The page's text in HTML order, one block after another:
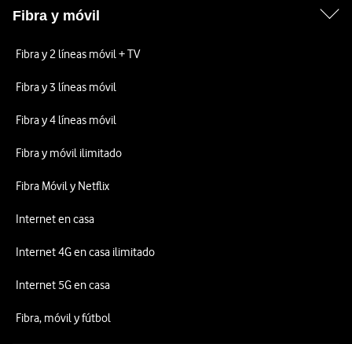
Fibra y móvil
Fibra y 2 líneas móvil + TV
Fibra y 3 líneas móvil
Fibra y 4 líneas móvil
Fibra y móvil ilimitado
Fibra Móvil y Netflix
Internet en casa
Internet 4G en casa ilimitado
Internet 5G en casa
Fibra, móvil y fútbol